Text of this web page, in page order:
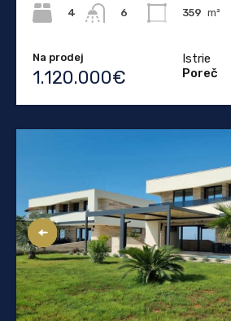
4
6
359 m²
Na prodej
1.120.000€
Istrie
Poreč